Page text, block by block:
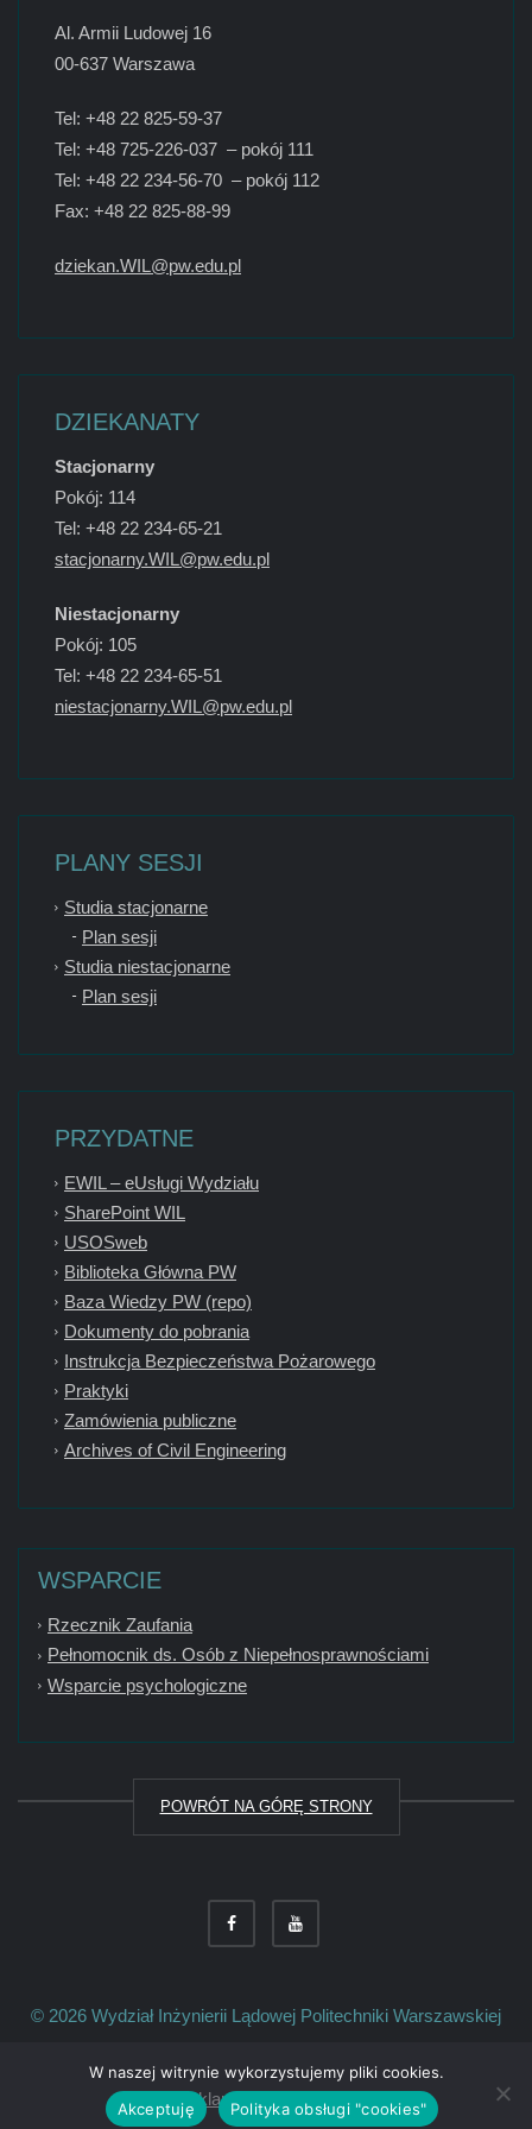
Al. Armii Ludowej 16
00-637 Warszawa
Tel: +48 22 825-59-37
Tel: +48 725-226-037 – pokój 111
Tel: +48 22 234-56-70 – pokój 112
Fax: +48 22 825-88-99
dziekan.WIL@pw.edu.pl
DZIEKANATY
Stacjonarny
Pokój: 114
Tel: +48 22 234-65-21
stacjonarny.WIL@pw.edu.pl
Niestacjonarny
Pokój: 105
Tel: +48 22 234-65-51
niestacjonarny.WIL@pw.edu.pl
PLANY SESJI
Studia stacjonarne
Plan sesji
Studia niestacjonarne
Plan sesji
PRZYDATNE
EWIL – eUsługi Wydziału
SharePoint WIL
USOSweb
Biblioteka Główna PW
Baza Wiedzy PW (repo)
Dokumenty do pobrania
Instrukcja Bezpieczeństwa Pożarowego
Praktyki
Zamówienia publiczne
Archives of Civil Engineering
WSPARCIE
Rzecznik Zaufania
Pełnomocnik ds. Osób z Niepełnosprawnościami
Wsparcie psychologiczne
POWRÓT NA GÓRĘ STRONY
© 2026 Wydział Inżynierii Lądowej Politechniki Warszawskiej
Deklaracja dostępności
W naszej witrynie wykorzystujemy pliki cookies.
Akceptuję
Polityka obsługi "cookies"